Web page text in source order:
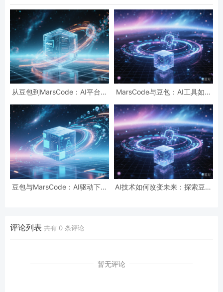
从豆包到MarsCode：AI平台如
MarsCode与豆包：AI工具如何
豆包与MarsCode：AI驱动下的
AI技术如何改变未来：探索豆包
评论列表 共有 0 条评论
暂无评论